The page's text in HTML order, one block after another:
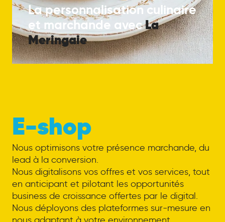
La personnalisation culinaire
et marchande avecLa
Meringaie
E-shop
Nous optimisons votre présence marchande, du
lead à la conversion.
Nous digitalisons vos offres et vos services, tout
en anticipant et pilotant les opportunités
business de croissance offertes par le digital.
Nous déployons des plateformes sur-mesure en